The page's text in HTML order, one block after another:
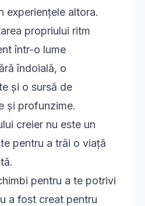
experiențele altora.
propriului ritm
într-o lume
îndoială, o
și o sursă de
și profunzime.
creier nu este un
pentru a trăi o viață
pentru a te potrivi
a fost creat pentru